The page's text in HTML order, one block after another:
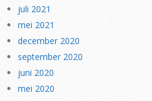
juli 2021
mei 2021
december 2020
september 2020
juni 2020
mei 2020